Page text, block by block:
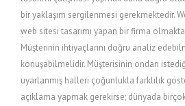
bir yaklaşım sergilenmesi gerekmektedir.
web sitesi tasarımı yapan bir firma
Müşterinin ihtiyaçlarını doğru analiz
konuşabilmelidir. Müşterisinin ondan
uyarlanmış halleri çoğunlukla farklılık
açıklama yapmak gerekirse; dünyada